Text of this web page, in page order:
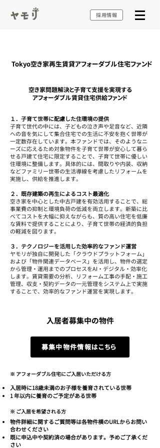
採用情報
​Tokyo空き家再生賃貸アフォーダブル住宅ファンド
空き家問題解決と子育て支援を実現する
アフォーダブル賃貸住宅供給ファンド
１．子育て世帯に配慮した住環境の提供
子育て世代の中には、子どもの泣き声や足音など、近隣
への音を気にして集合住宅での生活に不安を抱く世帯が
一定数存在しています。本ファンドでは、そのようなニ
ーズに応えるため対象物件を子育て世帯が安心して暮ら
せる戸建て住宅に限定することで、子育て世帯に優しい
住環境に整備します。具体的には、間取りや内装、収納
などファミリー世帯の生活導線を考慮したリフォームを
実施し、供給を推進します。
２．既存建築の再生によるコスト最適化
空き家を中心とした中古戸建を有効活用することで、総
事業費の抑制と環境負荷の低減を両立します。新築に比
べてコストを大幅に抑えながらも、質の高い住宅を低廉
な賃料で提供することにより、子育て世帯の経済的負担
の軽減を図ります。
３．テクノロジーを活用した効率的なファンド運営
ヤモリが独自に開発した「クラウドプラットフォーム」
および「物件関連データベース」を活用し、物件の選定
から管理・運用までのプロセスをAI・デジタル・効率化
します。賃貸需要の分析、リフォーム工事の手配・施工
管理、収支・契約データの一元管理をシステム上で実施
することで、効率的なファンド運営を実現します。
入居者募集中の物件
募集中物件情報はこちら
​※ アフォーダブル住宅にご入居いただける方
入居時に18歳未満のお子様を養育されている世帯
1 年以内に養育のご予定がある世帯
​※ ご入居を希望される方
物件詳細に関するご質問等は各物件横のURLからお問い
合わせください
既に申込中や契約済の場合があります。予めご了承くだ
さい